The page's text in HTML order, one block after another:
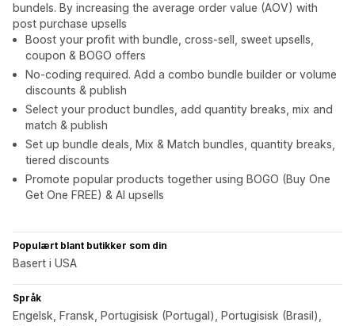
bundels. By increasing the average order value (AOV) with
post purchase upsells
Boost your profit with bundle, cross-sell, sweet upsells,
coupon & BOGO offers
No-coding required. Add a combo bundle builder or volume
discounts & publish
Select your product bundles, add quantity breaks, mix and
match & publish
Set up bundle deals, Mix & Match bundles, quantity breaks,
tiered discounts
Promote popular products together using BOGO (Buy One
Get One FREE) & AI upsells
Populært blant butikker som din
Basert i USA
Språk
Engelsk, Fransk, Portugisisk (Portugal), Portugisisk (Brasil),